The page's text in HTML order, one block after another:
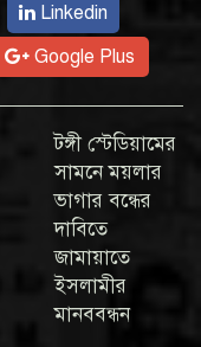
Linkedin
Google Plus
টঙ্গী স্টেডিয়ামের
সামনে ময়লার
ভাগার বন্ধের
দাবিতে
জামায়াতে
ইসলামীর
মানববন্ধন